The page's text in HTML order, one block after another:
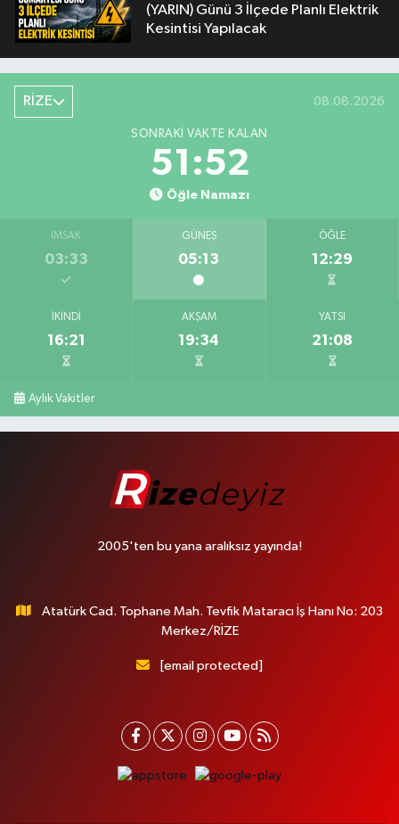
(YARIN) Günü 3 İlçede Planlı Elektrik
Kesintisi Yapılacak
RİZE 08.08.2026
SONRAKI VAKTE KALAN
51:51
Öğle Namazı
İMSAK
03:33
GÜNEŞ
05:13
ÖĞLE
12:29
İKINDI
16:21
AKŞAM
19:34
YATSI
21:08
Aylık Vakitler
2005'ten bu yana aralıksız yayında!
Atatürk Cad. Tophane Mah. Tevfik Mataracı İş Hanı No: 203
Merkez/RİZE
[email protected]